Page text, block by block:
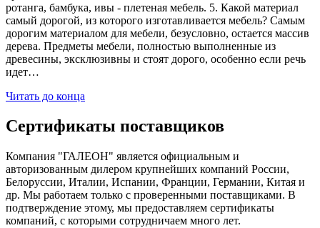
ротанга, бамбука, ивы - плетеная мебель. 5. Какой материал
самый дорогой, из которого изготавливается мебель? Самым
дорогим материалом для мебели, безусловно, остается массив
дерева. Предметы мебели, полностью выполненные из
древесины, эксклюзивны и стоят дорого, особенно если речь
идет…
Читать до конца
Сертификаты поставщиков
Компания "ГАЛЕОН" является официальным и
авторизованным дилером крупнейших компаний России,
Белоруссии, Италии, Испании, Франции, Германии, Китая и
др. Мы работаем только с проверенными поставщиками. В
подтверждение этому, мы предоставляем сертификаты
компаний, с которыми сотрудничаем много лет.